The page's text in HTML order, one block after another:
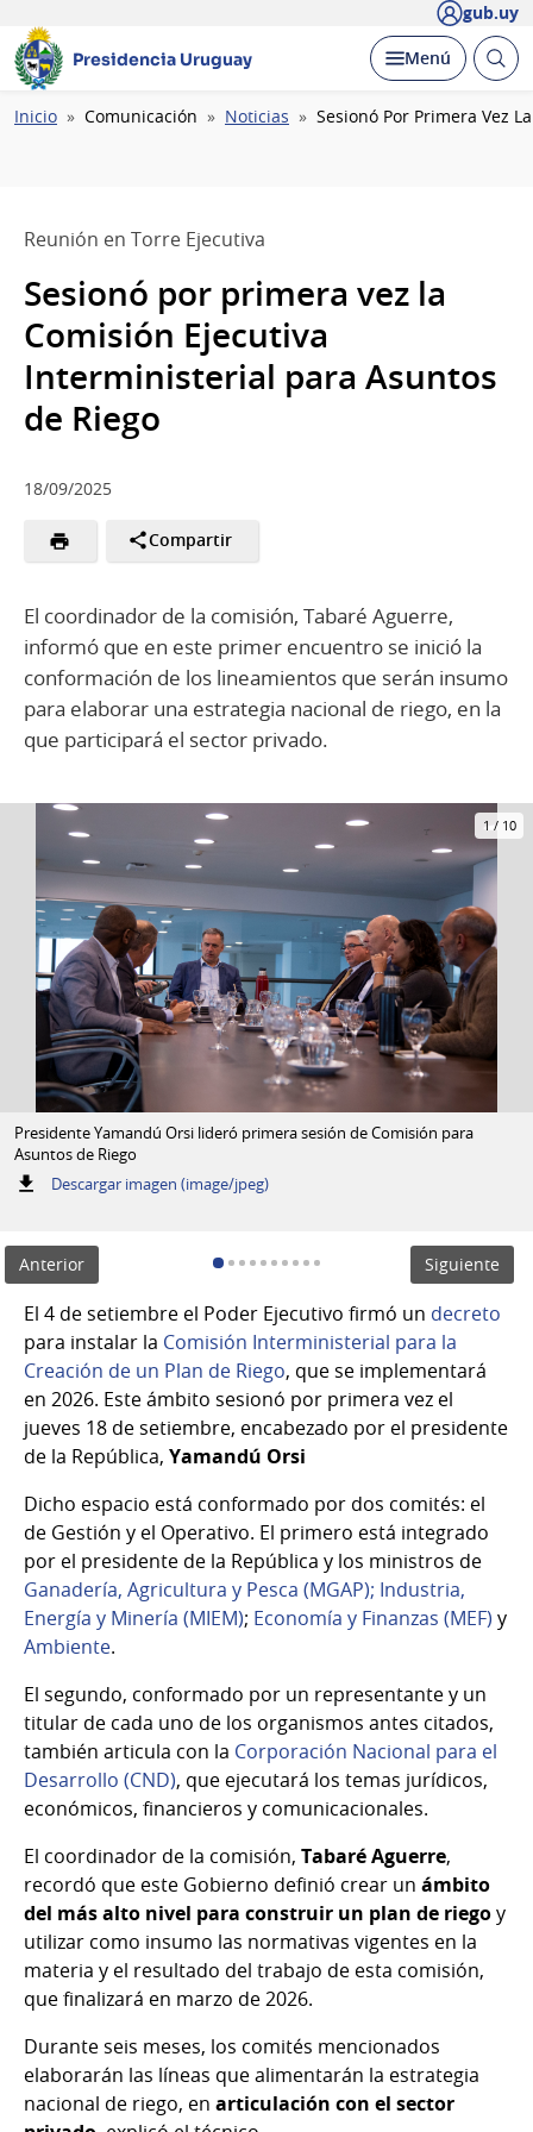
gub.uy
Presidencia Uruguay Desplegar
Menú Abrir
Ruta
Inicio Comunicación Noticias Sesionó Por Primera Vez
Reunión en Torre Ejecutiva
Sesionó por primera vez la
Comisión Ejecutiva
Interministerial para Asuntos
de Riego
18/09/2025
Compartir
El coordinador de la comisión, Tabaré Aguerre,
informó que en este primer encuentro se inició la
conformación de los lineamientos que serán insumo
para elaborar una estrategia nacional de riego, en la
que participará el sector privado.
1/ 10
Presidente Yamandú Orsi lideró primera sesión de Comisión para
Asuntos de Riego
Descargar imagen (image/jpeg):
Anterior Siguiente
El 4 de setiembre el Poder Ejecutivo firmó un decreto
para instalar la Comisión Interministerial para la
Creación de un Plan de Riego, que se implementará
en 2026. Este ámbito sesionó por primera vez el
jueves 18 de setiembre, encabezado por el presidente
de la República, Yamandú Orsi
Dicho espacio está conformado por dos comités: el
de Gestión y el Operativo. El primero está integrado
por el presidente de la República y los ministros de
Ganadería, Agricultura y Pesca (MGAP); Industria,
Energía y Minería (MIEM); Economía y Finanzas (MEF) y
Ambiente.
El segundo, conformado por un representante y un
titular de cada uno de los organismos antes citados,
también articula con la Corporación Nacional para el
Desarrollo (CND), que ejecutará los temas jurídicos,
económicos, financieros y comunicacionales.
El coordinador de la comisión, Tabaré Aguerre,
recordó que este Gobierno definió crear un ámbito
del más alto nivel para construir un plan de riegoy
utilizar como insumo las normativas vigentes en la
materia y el resultado del trabajo de esta comisión,
que finalizará en marzo de 2026.
Durante seis meses, los comités mencionados
elaborarán las líneas que alimentarán la estrategia
nacional de riego, en articulación con el sector